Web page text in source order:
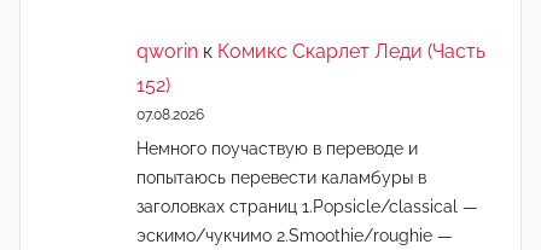
qworin к Комикс Скарлет Леди (Часть
152)
07.08.2026
Немного поучаствую в переводе и
попытаюсь перевести каламбуры в
заголовках страниц 1.Popsicle/classical —
эскимо/чукчимо 2.Smoothie/roughie —